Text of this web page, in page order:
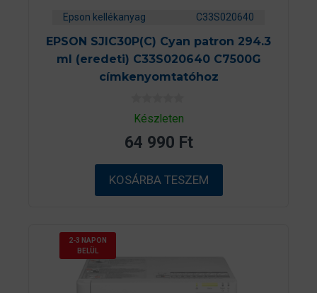
Epson kellékanyag C33S020640
EPSON SJIC30P(C) Cyan patron 294.3
ml (eredeti) C33S020640 C7500G
címkenyomtatóhoz
0
a
5
b
ő
l
Készleten
64 990 Ft
KOSÁRBA TESZEM
2-3 NAPON
BELÜL